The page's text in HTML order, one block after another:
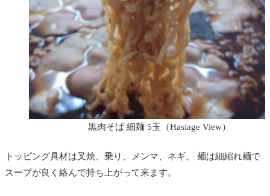
黒肉そば 細麺 5玉（Hasiage View）
トッピング具材は叉焼、乗り、メンマ、ネギ。 麺は細縮れ麺で
スープが良く絡んで持ち上がって来ます。